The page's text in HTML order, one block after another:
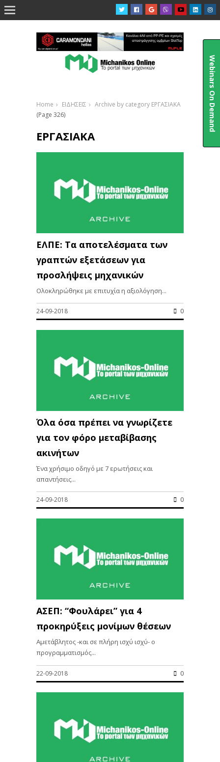

Home ΕΙΔΗΣΕΙΣ
Archive by category ΕΡΓΑΣΙΑΚΑ
(Page 326)
ΕΡΓΑΣΙΑΚΑ
ΕΛΠΕ: Τα αποτελέσματα των
γραπτών εξετάσεων για
προσλήψεις μηχανικών
Ολοκληρώθηκε με επιτυχία η αξιολόγηση...
24-09-2018 0
Όλα όσα πρέπει να γνωρίζετε
για τον φόρο μεταβίβασης
ακινήτων
Ένα χρήσιμο οδηγό με 7 ερωτήσεις και
απαντήσεις...
24-09-2018 0
ΑΣΕΠ: “Φουλάρει” για 4
προκηρύξεις μονίμων θέσεων
Αμετάβλητος -και σε πλήρη ισχύ ισχύ- ο
προγραμματισμός...
22-09-2018 0
Webinars On Demand